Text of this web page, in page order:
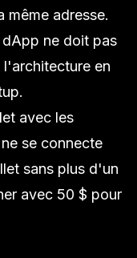
même adresse.
ne doit pas
en
.
avec les
se connecte
sans plus d'un
avec 50 $ pour